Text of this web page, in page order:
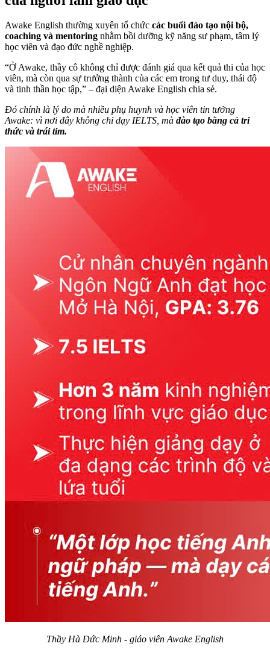
Awake English thường xuyên tổ chức các buổi đào tạo nội bộ,
coaching và mentoring nhằm bồi dưỡng kỹ năng sư phạm, tâm lý
học viên và đạo đức nghề nghiệp.
“Ở Awake, thầy cô không chỉ được đánh giá qua kết quả thi của học
viên, mà còn qua sự trưởng thành của các em trong tư duy, thái độ
và tinh thần học tập,” – đại diện Awake English chia sẻ.
Đó chính là lý do mà nhiều phụ huynh và học viên tin tưởng
Awake: vì nơi đây không chỉ dạy IELTS, mà đào tạo bằng cả tri
thức và trái tim.
Thầy Hà Đức Minh - giáo viên Awake English